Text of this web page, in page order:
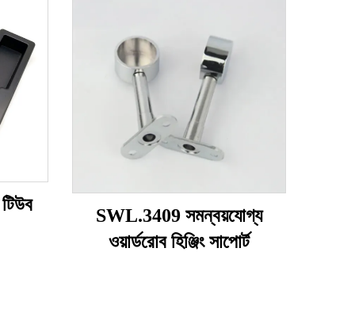
SWL.3409 সমন্বয়যোগ্য
ওয়ার্ডরোব হিঞ্জিং সাপোর্ট